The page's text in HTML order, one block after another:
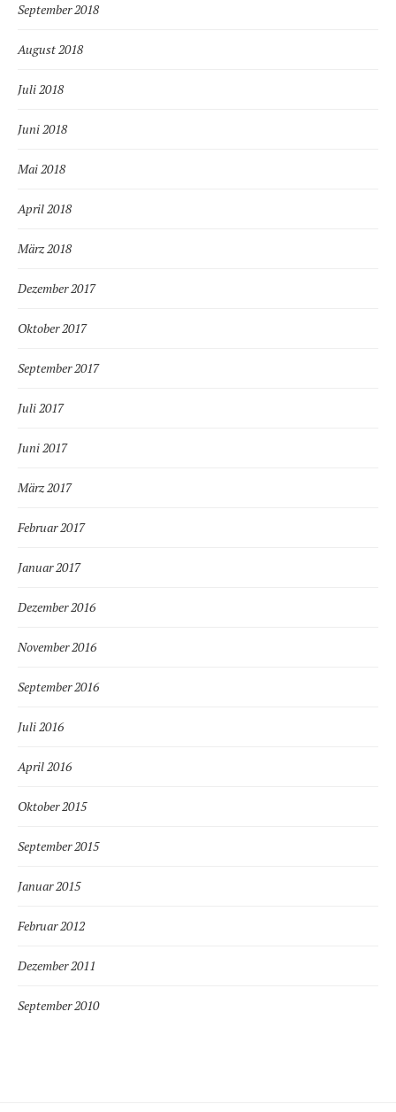
September 2018
August 2018
Juli 2018
Juni 2018
Mai 2018
April 2018
März 2018
Dezember 2017
Oktober 2017
September 2017
Juli 2017
Juni 2017
März 2017
Februar 2017
Januar 2017
Dezember 2016
November 2016
September 2016
Juli 2016
April 2016
Oktober 2015
September 2015
Januar 2015
Februar 2012
Dezember 2011
September 2010